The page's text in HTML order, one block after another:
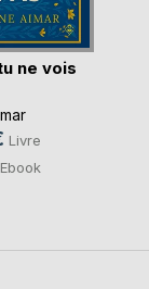
ne vois
Livre
Ebook